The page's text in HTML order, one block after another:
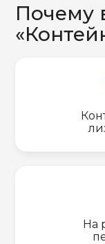
Почему
На